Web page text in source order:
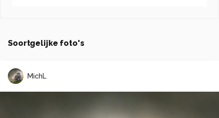
Soortgelijke foto's
MichL